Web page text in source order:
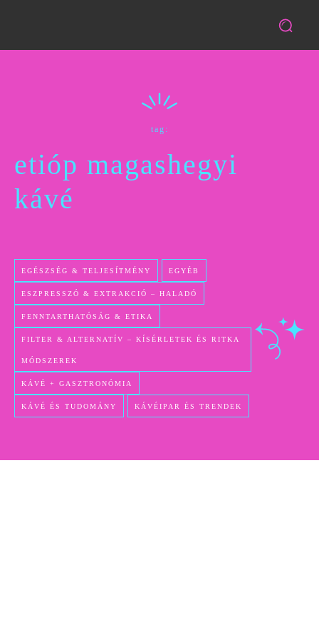
tag:
etióp magashegyi
kávé
EGÉSZSÉG & TELJESÍTMÉNY EGYÉB
ESZPRESSZÓ & EXTRAKCIÓ – HALADÓ
FENNTARTHATÓSÁG & ETIKA
FILTER & ALTERNATÍV – KÍSÉRLETEK ÉS RITKA
MÓDSZEREK
KÁVÉ + GASZTRONÓMIA
KÁVÉ ÉS TUDOMÁNY KÁVÉIPAR ÉS TRENDEK